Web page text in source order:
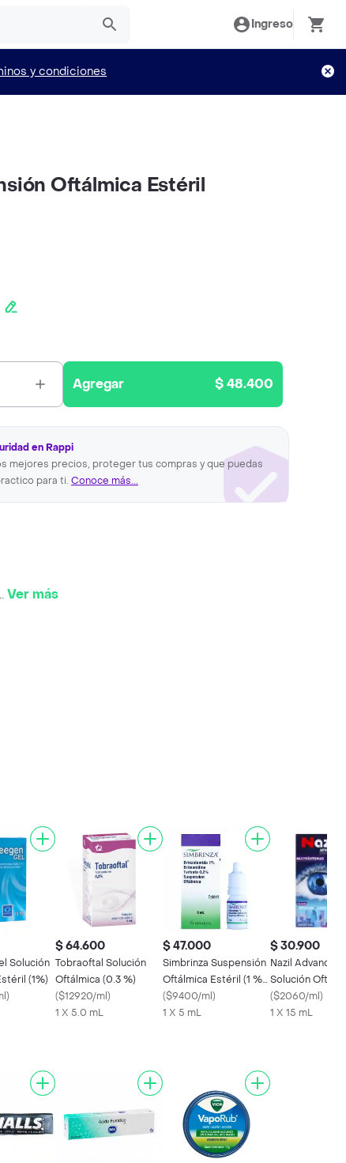
Ingreso
y condiciones
Oftálmica Estéril
Agregar $ 48.400
en Rappi
mejores precios, proteger tus compras y que puedas
para ti. Conoce más...
Ver más
Solución
(1%)
)
$ 64.600
Tobraoftal Solución
Oftálmica (0.3 %)
($12920/ml)
1 X 5.0 mL
$ 47.000
Simbrinza Suspensión
Oftálmica Estéril (1 %/
0.2 %)
($9400/ml)
1 X 5 mL
$ 30.900
Nazil Advanced
Solución
Estéril (0.2 mg)
($2060/ml)
1 X 15 mL